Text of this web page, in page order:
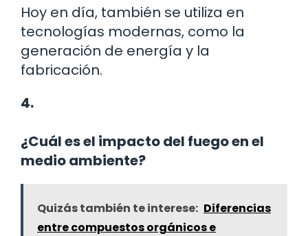
Hoy en día, también se utiliza en
tecnologías modernas, como la
generación de energía y la
fabricación.
4.
¿Cuál es el impacto del fuego en el
medio ambiente?
Quizás también te interese: Diferencias
entre compuestos orgánicos e